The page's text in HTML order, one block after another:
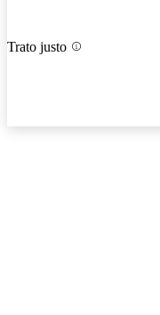
Trato justo